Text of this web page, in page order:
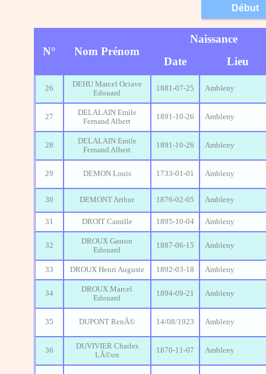
N° Nom Prénom
Naissance
Date
Lieu
26
DEHU Marcel Octave
Edouard
1881-07-25 Ambleny
27
DELALAIN Emile
Fernand Albert
1891-10-26 Ambleny
28
DELALAIN Emile
Fernand Albert
1891-10-26 Ambleny
29 DEMON Louis 1733-01-01 Ambleny
30 DEMONT Arthur 1876-02-05 Ambleny
31 DROIT Camille 1895-10-04 Ambleny
32
DROUX Gaston
Edouard
1887-06-15 Ambleny
33 DROUX Henri Auguste 1892-03-18 Ambleny
34
DROUX Marcel
Edouard
1894-09-21 Ambleny
35 DUPONT RenÃ© 14/08/1923 Ambleny
36
DUVIVIER Charles
LÃ©on
1870-11-07 Ambleny